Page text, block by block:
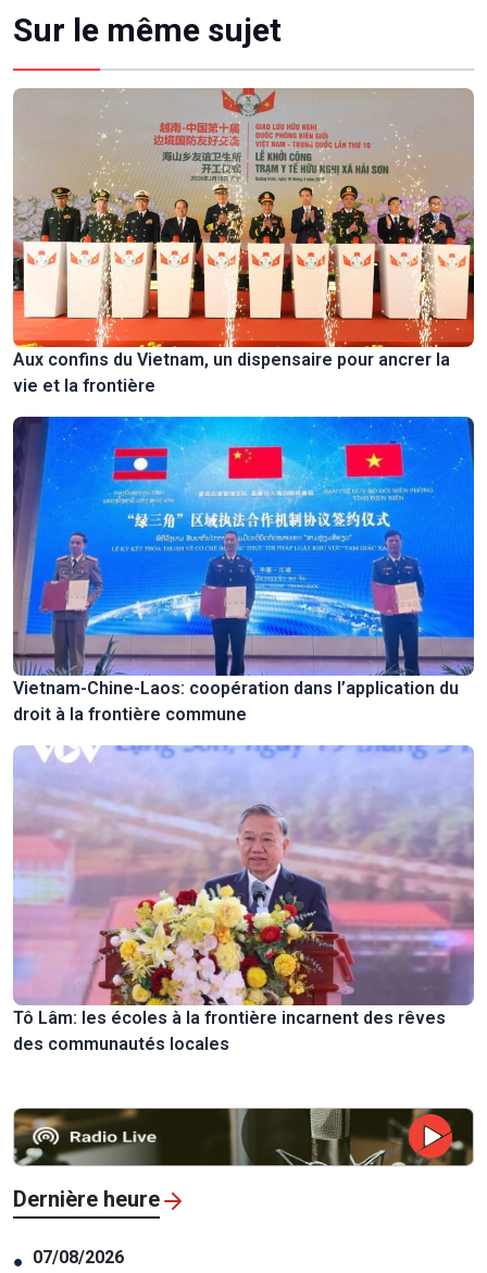
Sur le même sujet
Aux confins du Vietnam, un dispensaire pour ancrer la
vie et la frontière
Vietnam-Chine-Laos: coopération dans l’application du
droit à la frontière commune
Tô Lâm: les écoles à la frontière incarnent des rêves
des communautés locales
Dernière heure
● 07/08/2026